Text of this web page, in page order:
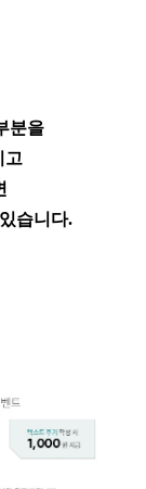
분을
고
습니다.